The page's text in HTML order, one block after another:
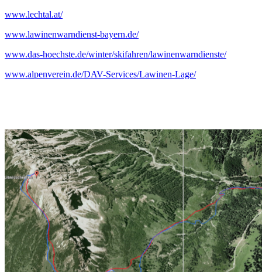
www.lechtal.at/
www.lawinenwarndienst-bayern.de/
www.das-hoechste.de/winter/skifahren/lawinenwarndienste/
www.alpenverein.de/DAV-Services/Lawinen-Lage/